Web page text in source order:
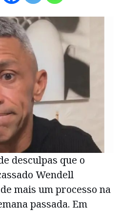
desculpas que o
Wendell
mais um processo na
passada. Em